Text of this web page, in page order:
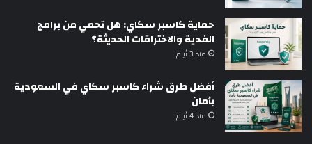
حماية كاسبر سكاي: هل تحمي من برامج
الفدية والاختراقات الحديثة؟
منذ 3 أيام
أفضل طرق شراء كاسبر سكاي في السعودية
بأمان
منذ 4 أيام